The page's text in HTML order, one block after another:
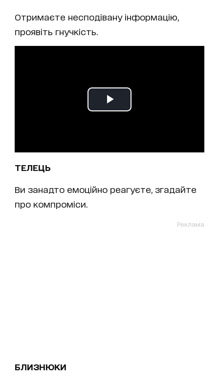
Отримаєте несподівану інформацію,
проявіть гнучкість.
ТЕЛЕЦЬ
Ви занадто емоційно реагуєте, згадайте
про компроміси.
Реклама
БЛИЗНЮКИ